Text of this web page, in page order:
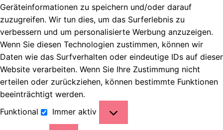
Geräteinformationen zu speichern und/oder darauf
zuzugreifen. Wir tun dies, um das Surferlebnis zu
verbessern und um personalisierte Werbung anzuzeigen.
Wenn Sie diesen Technologien zustimmen, können wir
Daten wie das Surfverhalten oder eindeutige IDs auf dieser
Website verarbeiten. Wenn Sie Ihre Zustimmung nicht
erteilen oder zurückziehen, können bestimmte Funktionen
beeinträchtigt werden.
Funktional
Immer aktiv